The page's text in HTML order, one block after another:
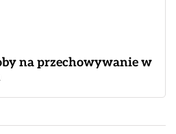
na przechowywanie w